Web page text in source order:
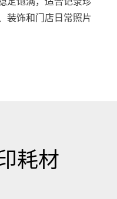
务柜台等需要快速照
耗材